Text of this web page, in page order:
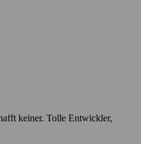
keiner. Tolle Entwickler,